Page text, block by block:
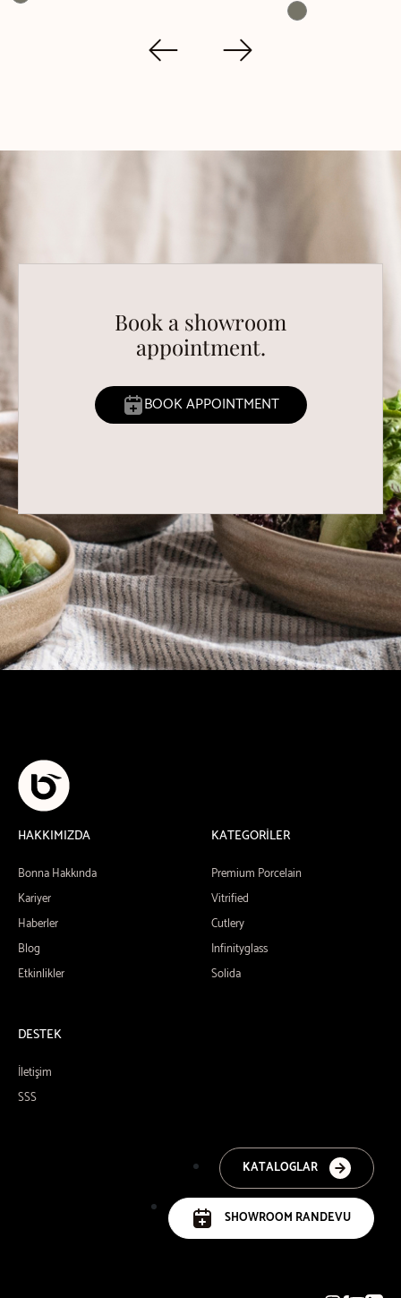
Book a showroom
appointment.
BOOK APPOINTMENT
HAKKIMIZDA
Bonna Hakkında
Kariyer
Haberler
Blog
Etkinlikler
KATEGORİLER
Premium Porcelain
Vitrified
Cutlery
Infinityglass
Solida
DESTEK
İletişim
SSS
KATALOGLAR
SHOWROOM RANDEVU